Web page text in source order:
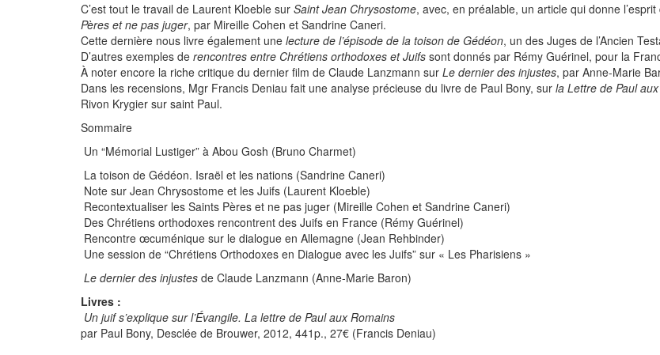
C’est tout le travail de Laurent Kloeble sur Saint Jean Chrysostome, avec, en préalable, un article qui donne
Pères et ne pas juger, par Mireille Cohen et Sandrine Caneri.
Cette dernière nous livre également une lecture de l’épisode de la toison de Gédéon, un des Juges de l’Ancien
D’autres exemples de rencontres entre Chrétiens orthodoxes et Juifs sont donnés par Rémy Guérinel, pour la
À noter encore la riche critique du dernier film de Claude Lanzmann sur Le dernier des injustes, par Anne-Marie
Dans les recensions, Mgr Francis Deniau fait une analyse précieuse du livre de Paul Bony, sur la Lettre de Paul
Rivon Krygier sur saint Paul.
Sommaire
Un “Mémorial Lustiger” à Abou Gosh (Bruno Charmet)
La toison de Gédéon. Israël et les nations (Sandrine Caneri)
Note sur Jean Chrysostome et les Juifs (Laurent Kloeble)
Recontextualiser les Saints Pères et ne pas juger (Mireille Cohen et Sandrine Caneri)
Des Chrétiens orthodoxes rencontrent des Juifs en France (Rémy Guérinel)
Rencontre œcuménique sur le dialogue en Allemagne (Jean Rehbinder)
Une session de “Chrétiens Orthodoxes en Dialogue avec les Juifs” sur « Les Pharisiens »
Le dernier des injustes de Claude Lanzmann (Anne-Marie Baron)
Livres :
Un juif s’explique sur l’Évangile. La lettre de Paul aux Romains
par Paul Bony, Desclée de Brouwer, 2012, 441p., 27€ (Francis Deniau)